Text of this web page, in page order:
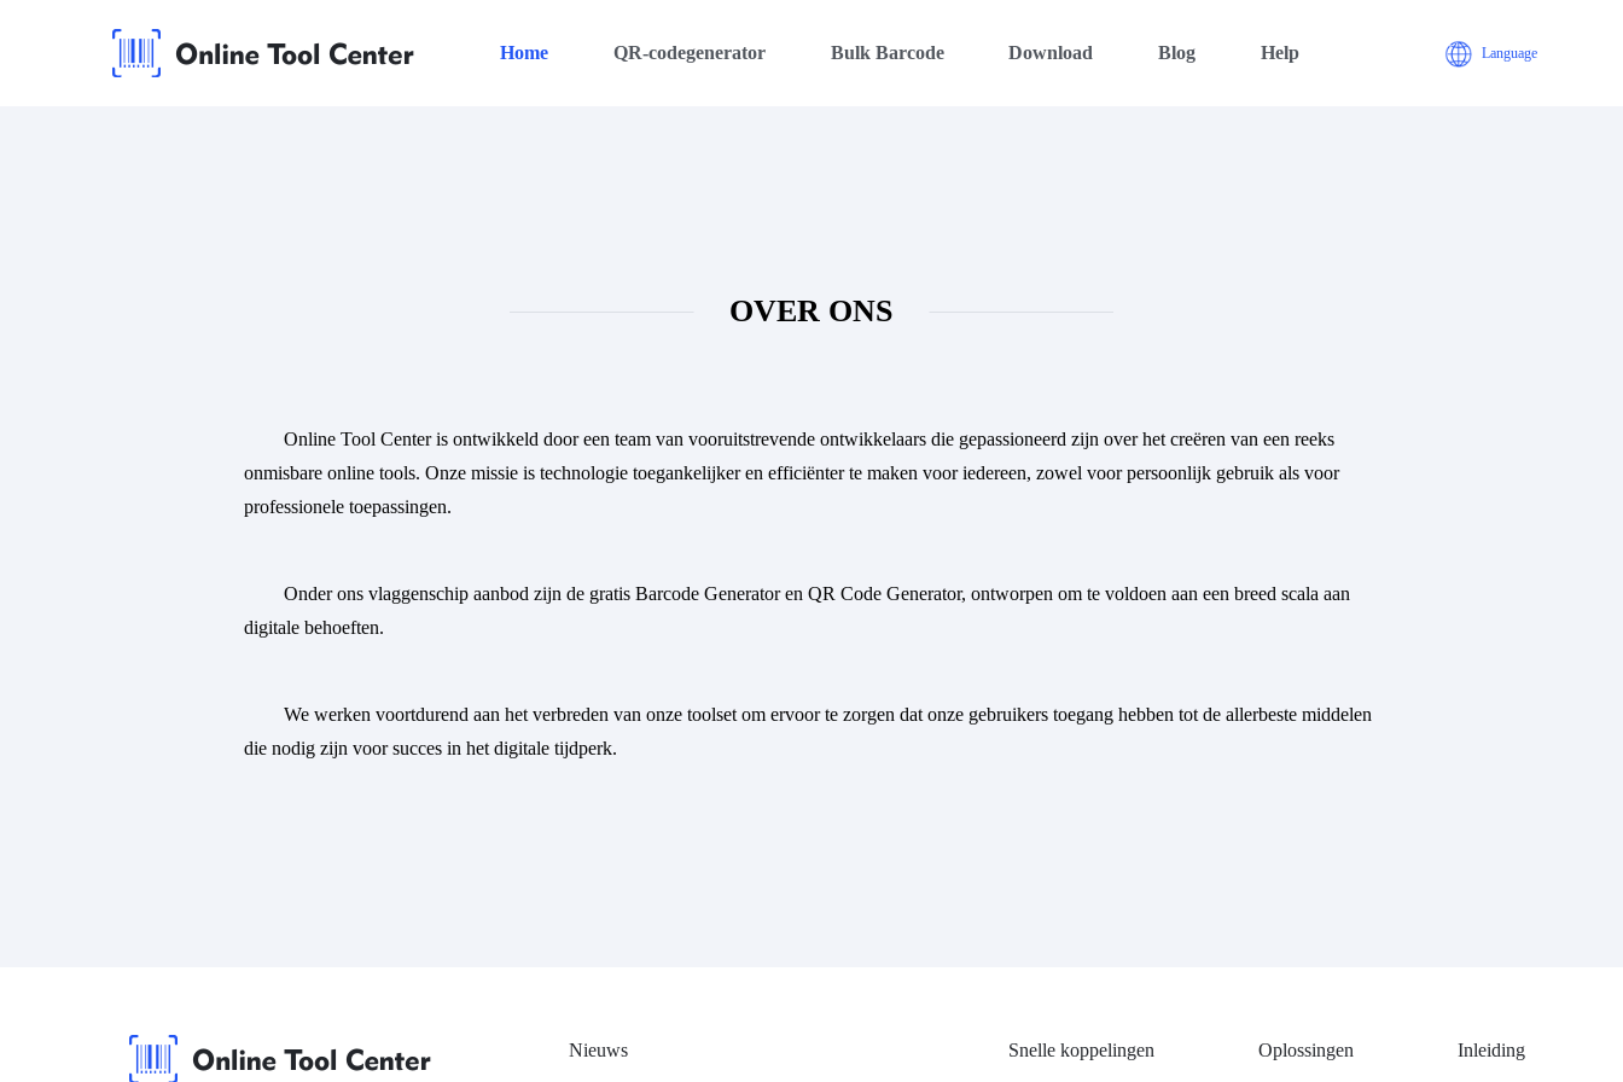
Home QR-codegenerator Bulk Barcode Download Blog Help Language
OVER ONS
Online Tool Center is ontwikkeld door een team van vooruitstrevende ontwikkelaars die gepassioneerd zijn over het creëren van een reeks
onmisbare online tools. Onze missie is technologie toegankelijker en efficiënter te maken voor iedereen, zowel voor persoonlijk gebruik als voor
professionele toepassingen.
Onder ons vlaggenschip aanbod zijn de gratis Barcode Generator en QR Code Generator, ontworpen om te voldoen aan een breed scala aan
digitale behoeften.
We werken voortdurend aan het verbreden van onze toolset om ervoor te zorgen dat onze gebruikers toegang hebben tot de allerbeste middelen
die nodig zijn voor succes in het digitale tijdperk.
Nieuws Snelle koppelingen Oplossingen Inleiding